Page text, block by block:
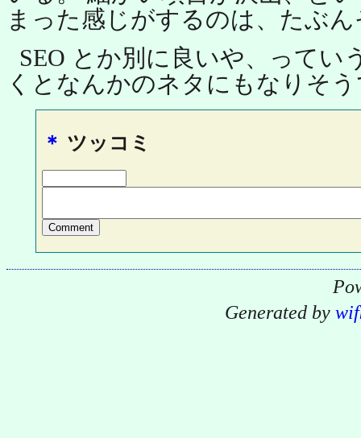
まった感じがするのは、たぶ
SEO とか別に良いや、ってい
くとなんかのネタにもなりそ
＊ ツッコミ
Generated by